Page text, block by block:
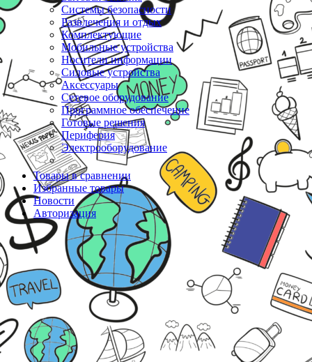
Системы безопасности
Развлечения и отдых
Комплектующие
Мобильные устройства
Носители информации
Силовые устройства
Аксессуары
Сетевое оборудование
Программное обеспечение
Готовые решения
Периферия
Электрооборудование
Товары в сравнении
Избранные товары
Новости
Авторизация